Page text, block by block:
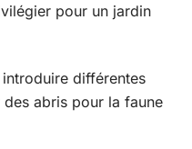
pour un jardin
introduire différentes
abris pour la faune